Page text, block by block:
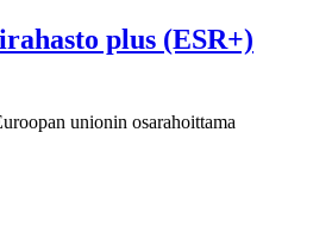
plus (ESR+)